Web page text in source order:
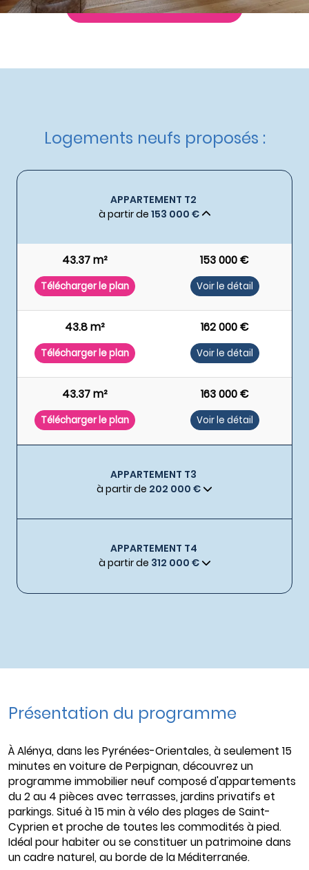
Demande de documentation
Logements neufs proposés :
APPARTEMENT T2
à partir de 153 000 €
43.37 m² 153 000 €
Télécharger le plan Voir le détail
43.8 m² 162 000 €
Télécharger le plan Voir le détail
43.37 m² 163 000 €
Télécharger le plan Voir le détail
APPARTEMENT T3
à partir de 202 000 €
APPARTEMENT T4
à partir de 312 000 €
Présentation du programme
À Alénya, dans les Pyrénées-Orientales, à seulement 15
minutes en voiture de Perpignan, découvrez un
programme immobilier neuf composé d'appartements
du 2 au 4 pièces avec terrasses, jardins privatifs et
parkings. Situé à 15 min à vélo des plages de Saint-
Cyprien et proche de toutes les commodités à pied.
Idéal pour habiter ou se constituer un patrimoine dans
un cadre naturel, au borde de la Méditerranée.